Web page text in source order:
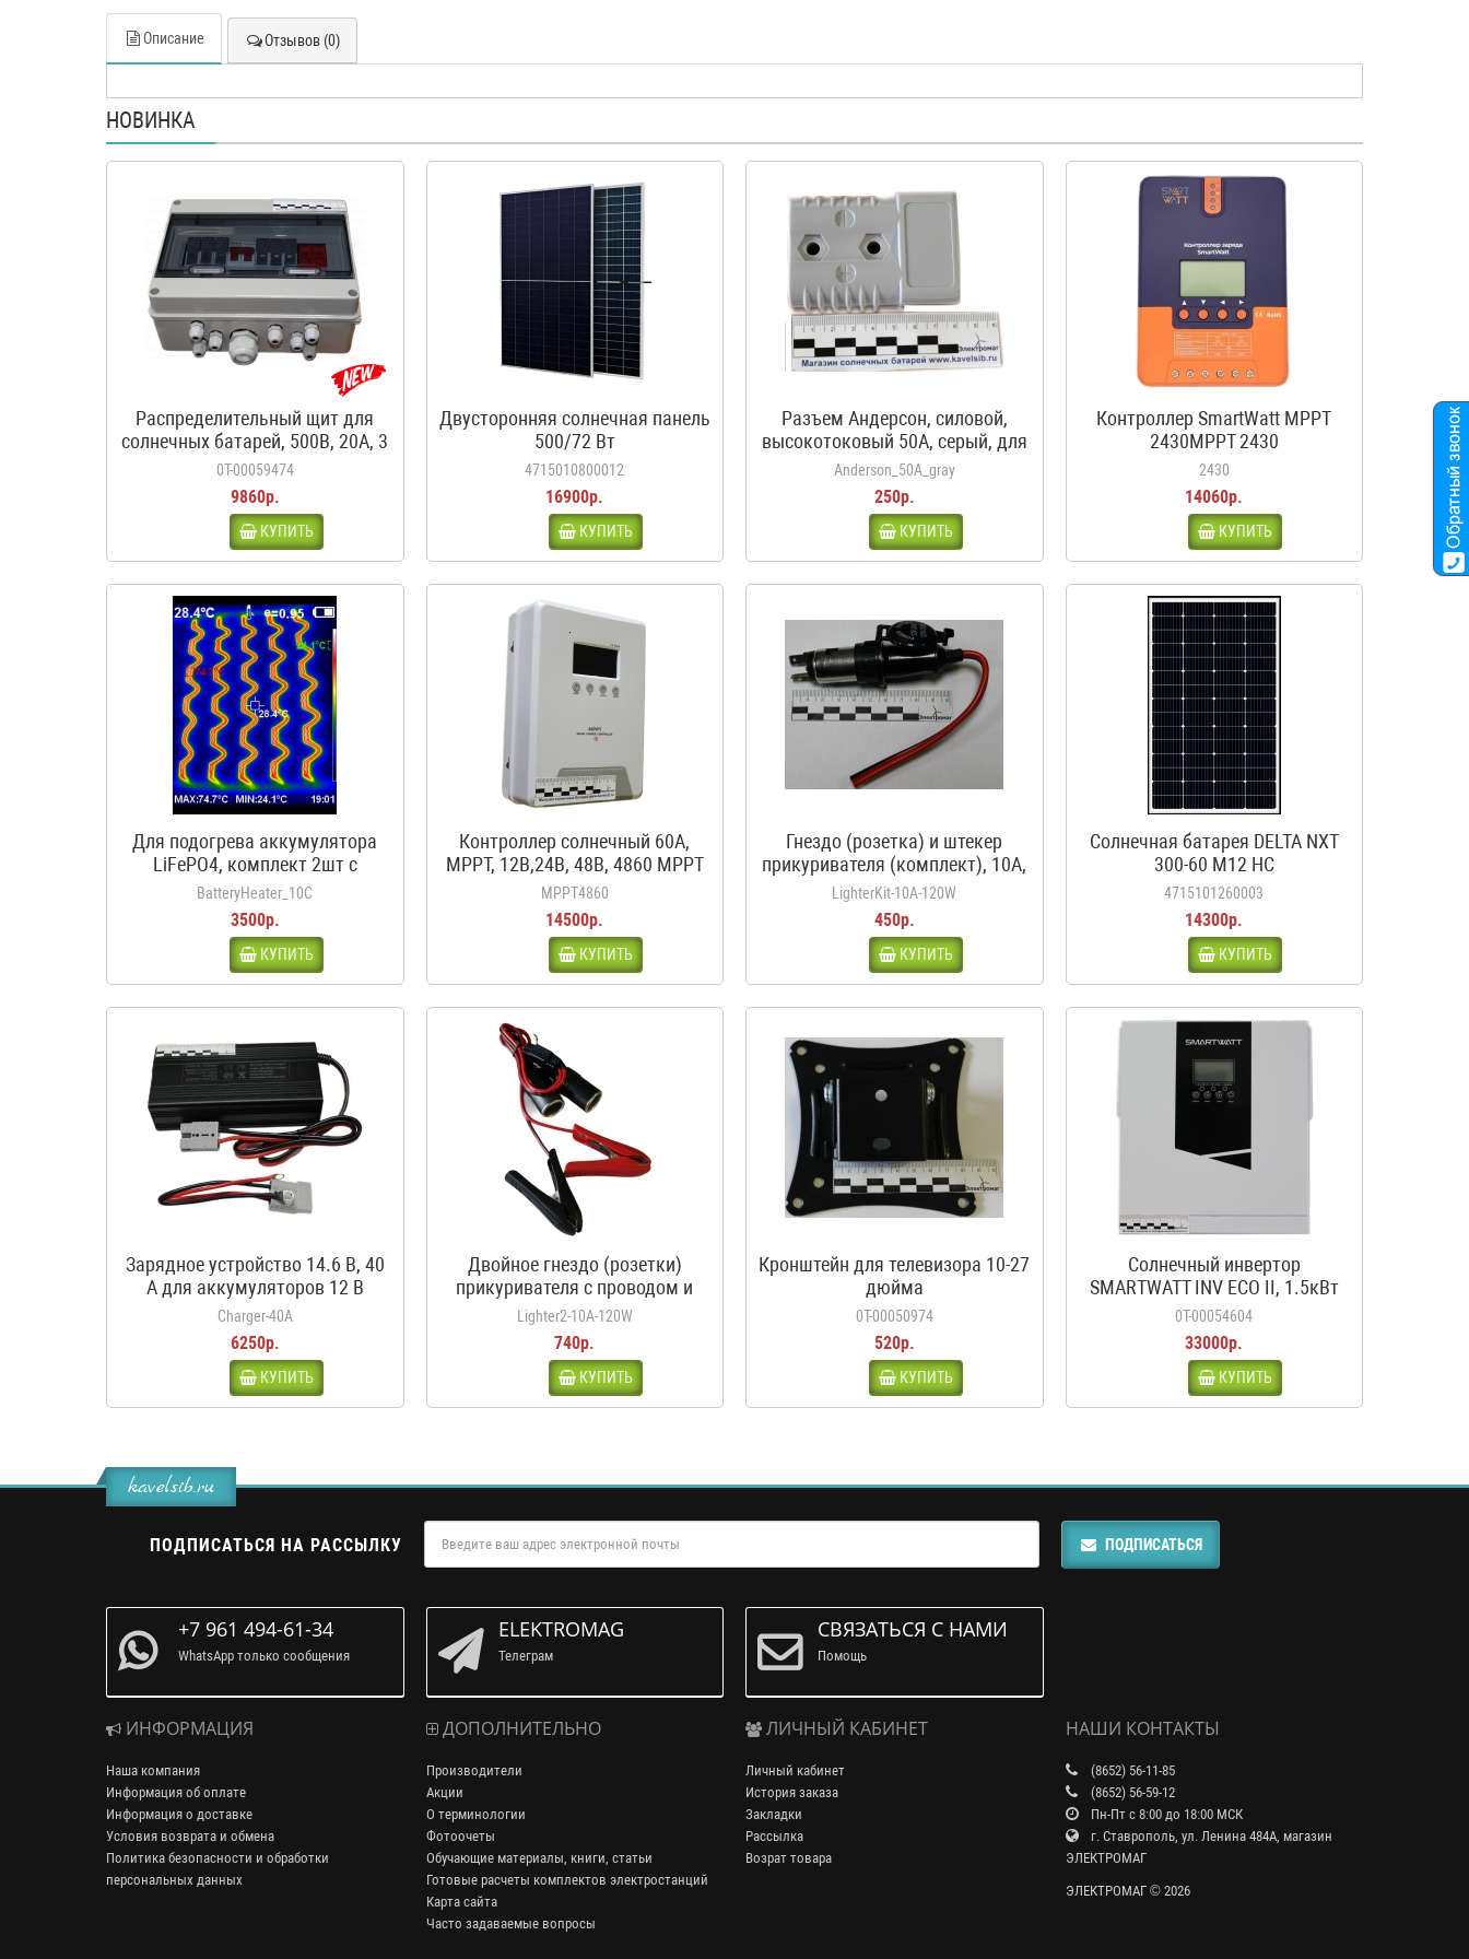
Описание Отзывов (0)
НОВИНКА
Распределительный щит для
солнечных батарей, 500В, 20А, 3
входа, 1 выход, с
предохранителями
0Т-00059474
9860р.
КУПИТЬ
Двусторонняя солнечная панель
500/72 Вт
4715010800012
16900р.
КУПИТЬ
Разъем Андерсон, силовой,
высокотоковый 50A, серый, для
аккумуляторов автодома,
каравана, кемпера
Anderson_50A_gray
250р.
КУПИТЬ
Контроллер SmartWatt MPPT
2430MPPT 2430
2430
14060р.
КУПИТЬ
Для подогрева аккумулятора
LiFePO4, комплект 2шт с
термостатом, 12В, 50Вт, 3.5А,
10С
BatteryHeater_10C
3500р.
КУПИТЬ
Контроллер солнечный 60А,
MPPT, 12В,24В, 48В, 4860 MPPT
белый
MPPT4860
14500р.
КУПИТЬ
Гнездо (розетка) и штекер
прикуривателя (комплект), 10А,
120Вт, 12-24В
LighterKit-10A-120W
450р.
КУПИТЬ
Солнечная батарея DELTA NXT
300-60 M12 HC
4715101260003
14300р.
КУПИТЬ
Зарядное устройство 14.6 В, 40
А для аккумуляторов 12 В
LiFePO4
Charger-40A
6250р.
КУПИТЬ
Двойное гнездо (розетки)
прикуривателя с проводом и
крокодилами, 10А, 120Вт, 12-24В
Lighter2-10A-120W
740р.
КУПИТЬ
Кронштейн для телевизора 10-27
дюйма
0Т-00050974
520р.
КУПИТЬ
Солнечный инвертор
SMARTWATT INV ECO II, 1.5кВт
0Т-00054604
33000р.
КУПИТЬ
kavelsib.ru
ПОДПИСАТЬСЯ НА РАССЫЛКУ ПОДПИСАТЬСЯ
+7 961 494-61-34
WhatsApp только сообщения
ELEKTROMAG
Телеграм
СВЯЗАТЬСЯ С НАМИ
Помощь
ИНФОРМАЦИЯ
Наша компания
Информация об оплате
Информация о доставке
Условия возврата и обмена
Политика безопасности и обработки
персональных данных
ДОПОЛНИТЕЛЬНО
Производители
Акции
О терминологии
Фотоочеты
Обучающие материалы, книги, статьи
Готовые расчеты комплектов электростанций
Карта сайта
Часто задаваемые вопросы
ЛИЧНЫЙ КАБИНЕТ
Личный кабинет
История заказа
Закладки
Рассылка
Возрат товара
НАШИ КОНТАКТЫ
(8652) 56-11-85
(8652) 56-59-12
Пн-Пт с 8:00 до 18:00 МСК
г. Ставрополь, ул. Ленина 484А, магазин
ЭЛЕКТРОМАГ
ЭЛЕКТРОМАГ © 2026